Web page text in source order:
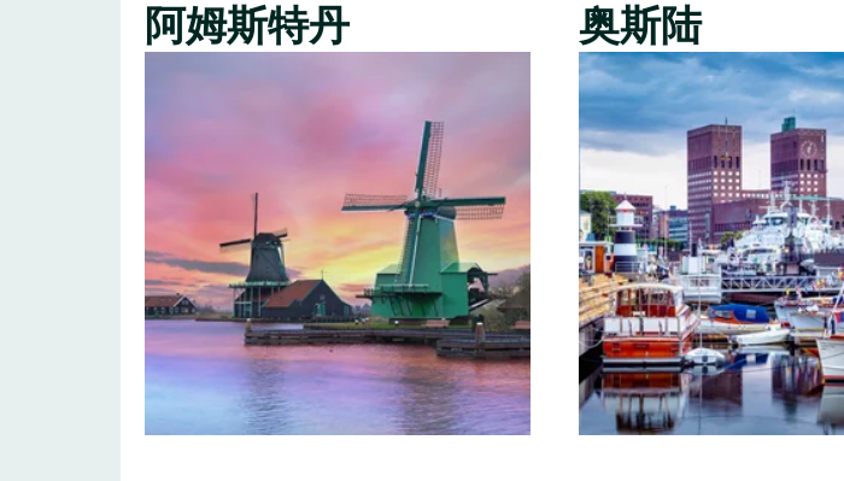
阿姆斯特丹
奥斯陆